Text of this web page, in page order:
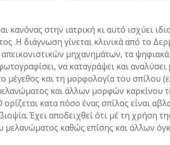
κανόνας στην ιατρική κι αυτό ισχύει
.Η διάγνωση γίνεται κλινικά από το
μηχανημάτων, τα
να καταγράψει και αναλύσει
και τη μορφολογία του σπίλου
και άλλων μορφών καρκίνου
κατα πόσο ένας σπίλος είναι
βιοψία. Έχει αποδειχθεί ότι μέ τη χρήση
μελανώματος καθώς επίσης και άλλων